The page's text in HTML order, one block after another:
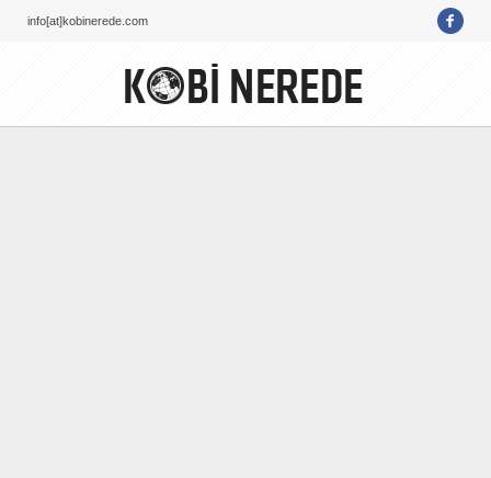
info[at]kobinerede.com